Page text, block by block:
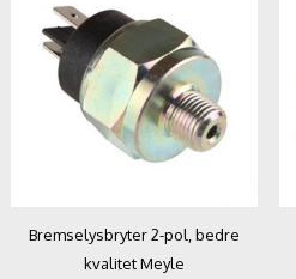
Bremselysbryter 2-pol, bedre
kvalitet Meyle